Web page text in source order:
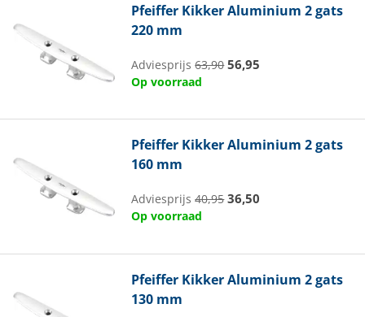
Pfeiffer Kikker Aluminium 2 gats
220 mm
Adviesprijs63,90 56,95
Op voorraad
Pfeiffer Kikker Aluminium 2 gats
160 mm
Adviesprijs40,95 36,50
Op voorraad
Pfeiffer Kikker Aluminium 2 gats
130 mm